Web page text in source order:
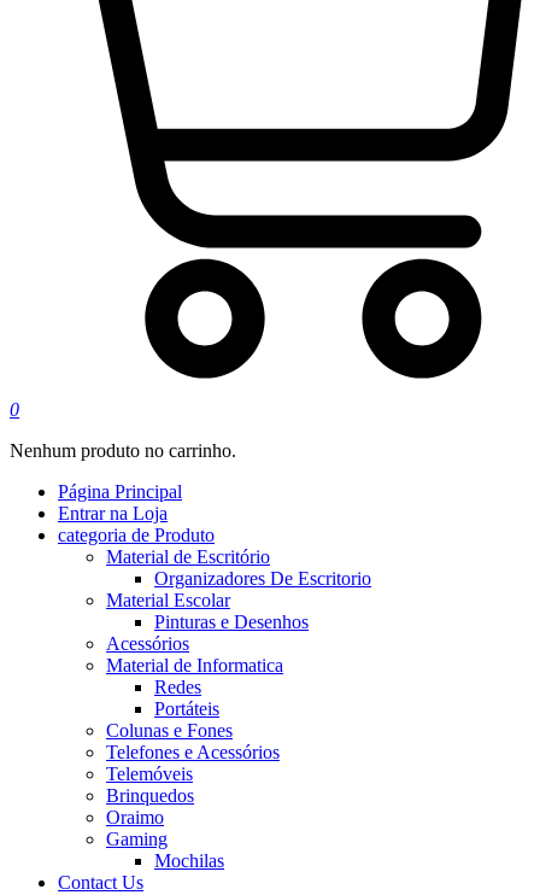
0
Nenhum produto no carrinho.
Página Principal
Entrar na Loja
categoria de Produto
Material de Escritório
Organizadores De Escritorio
Material Escolar
Pinturas e Desenhos
Acessórios
Material de Informatica
Redes
Portáteis
Colunas e Fones
Telefones e Acessórios
Telemóveis
Brinquedos
Oraimo
Gaming
Mochilas
Contact Us